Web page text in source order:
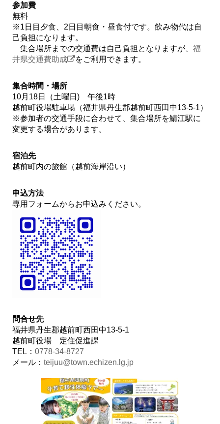
参加費
無料
※1日目夕食、2日目朝食・昼食付です。飲み物代は自
己負担になります。
集合場所までの交通費は自己負担となりますが、 福
井県交通費助成
をご利用できます。
集合時間・場所
10月18日（土曜日) 午後1時
越前町役場駐車場（福井県丹生郡越前町西田中13-5-1）
※参加者の交通手段に合わせて、集合場所を鯖江駅に
変更する場合があります。
宿泊先
越前町内の旅館（越前海岸沿い）
申込方法
専用フォームからお申込みください。
問合せ先
福井県丹生郡越前町西田中13-5-1
越前町役場 定住促進課
TEL： 0778-34-8727
メール： teijuu@town.echizen.lg.jp